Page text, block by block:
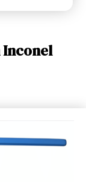
Inconel